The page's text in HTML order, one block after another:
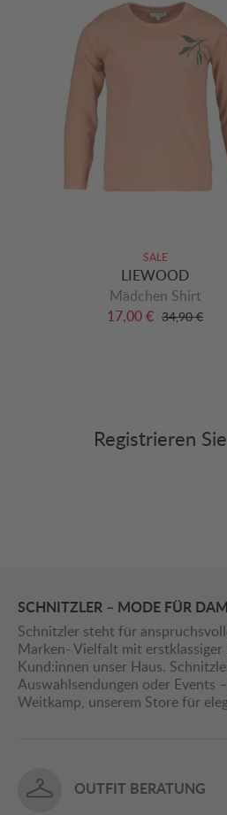
SALE
LIEWOOD
Mädchen Shirt
17,00 € 34,90 €
Registrieren
SCHNITZLER – MODE FÜR
Schnitzler steht für
Marken- Vielfalt mit
Kund:innen unser Haus.
Auswahlsendungen oder Events
Weitkamp, unserem Store für
OUTFIT BERATUNG